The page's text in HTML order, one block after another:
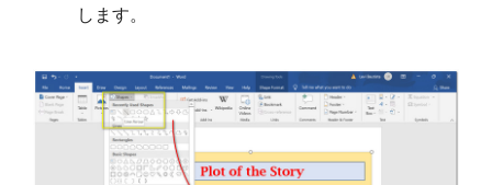
します。